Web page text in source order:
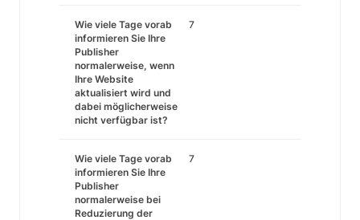
Wie viele Tage vorab
informieren Sie Ihre
Publisher
normalerweise, wenn
Ihre Website
aktualisiert wird und
dabei möglicherweise
nicht verfügbar ist?
7
Wie viele Tage vorab
informieren Sie Ihre
Publisher
normalerweise bei
Reduzierung der
7